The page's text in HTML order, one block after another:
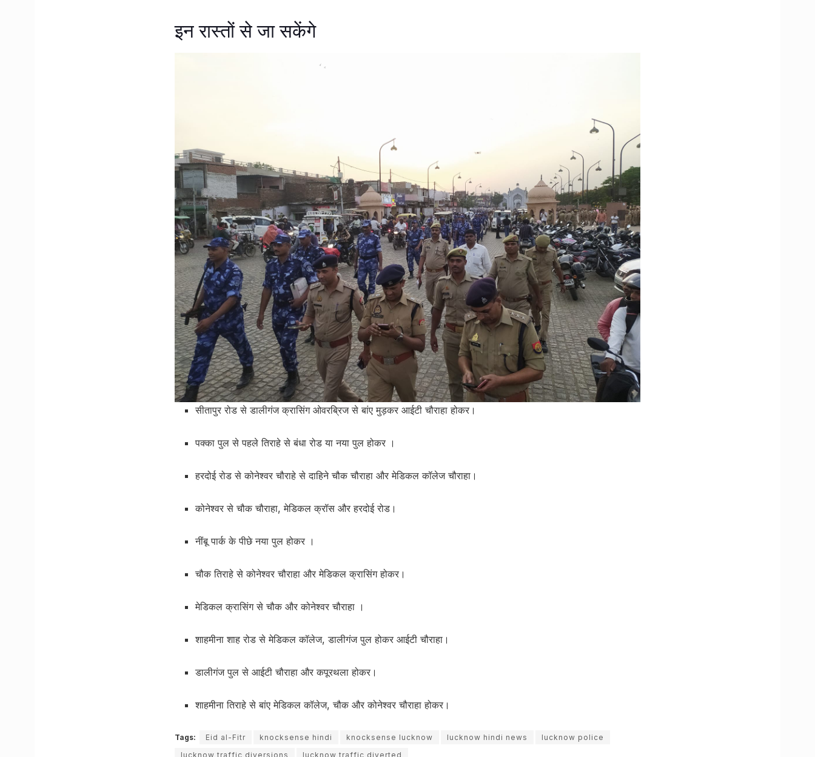
इन रास्तों से जा सकेंगे
सीतापुर रोड से डालीगंज क्रासिंग ओवरब्रिज से बांए मुड़कर आईटी चौराहा होकर।
पक्का पुल से पहले तिराहे से बंधा रोड या नया पुल होकर ।
हरदोई रोड से कोनेश्वर चौराहे से दाहिने चौक चौराहा और मेडिकल कॉलेज चौराहा।
कोनेश्वर से चौक चौराहा, मेडिकल क्रॉस और हरदोई रोड।
नींबू पार्क के पीछे नया पुल होकर ।
चौक तिराहे से कोनेश्वर चौराहा और मेडिकल क्रासिंग होकर।
मेडिकल क्रासिंग से चौक और कोनेश्वर चौराहा ।
शाहमीना शाह रोड से मेडिकल कॉलेज, डालीगंज पुल होकर आईटी चौराहा।
डालीगंज पुल से आईटी चौराहा और कपूरथला होकर।
शाहमीना तिराहे से बांए मेडिकल कॉलेज, चौक और कोनेश्वर चौराहा होकर।
Tags: Eid al-Fitr knocksense hindi knocksense lucknow lucknow hindi news
lucknow police
lucknow traffic diversions
lucknow traffic diverted